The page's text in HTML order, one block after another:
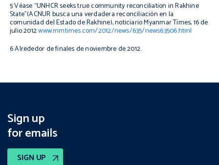
5 Véase “UNHCR seeks true community reconciliation in Rakhine
State”(ACNUR busca una verdadera reconciliación en la
comunidad del Estado de Rakhine), noticiarioMyanmar Times, 16 de
julio 2012www.mmtimes.com/2012/news/635/news63506.html
6 Alrededor de finales de noviembre de 2012.
Sign up
for emails
SIGN UP